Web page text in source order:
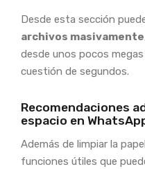
Desde esta sección
archivos masivamente
desde unos pocos
cuestión de segundos.
Recomendaciones
espacio en
Además de limpiar la
funciones útiles que